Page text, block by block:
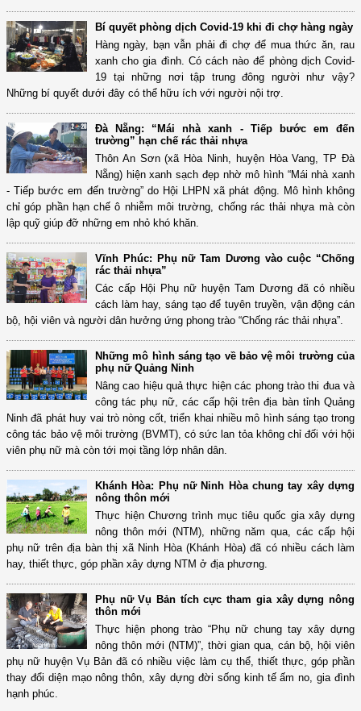
Bí quyết phòng dịch Covid-19 khi đi chợ hàng ngày
Hàng ngày, bạn vẫn phải đi chợ để mua thức ăn, rau
xanh cho gia đình. Có cách nào để phòng dịch Covid-
19 tại những nơi tập trung đông người như vậy?
Những bí quyết dưới đây có thể hữu ích với người nội trợ.
Đà Nẵng: “Mái nhà xanh - Tiếp bước em đến
trường” hạn chế rác thải nhựa
Thôn An Sơn (xã Hòa Ninh, huyện Hòa Vang, TP Đà
Nẵng) hiện xanh sạch đẹp nhờ mô hình “Mái nhà xanh
- Tiếp bước em đến trường” do Hội LHPN xã phát động. Mô hình không
chỉ góp phần hạn chế ô nhiễm môi trường, chống rác thải nhựa mà còn
lập quỹ giúp đỡ những em nhỏ khó khăn.
Vĩnh Phúc: Phụ nữ Tam Dương vào cuộc “Chống
rác thải nhựa”
Các cấp Hội Phụ nữ huyện Tam Dương đã có nhiều
cách làm hay, sáng tạo để tuyên truyền, vận động cán
bộ, hội viên và người dân hưởng ứng phong trào “Chống rác thải nhựa”.
Những mô hình sáng tạo về bảo vệ môi trường của
phụ nữ Quảng Ninh
Nâng cao hiệu quả thực hiện các phong trào thi đua và
công tác phụ nữ, các cấp hội trên địa bàn tỉnh Quảng
Ninh đã phát huy vai trò nòng cốt, triển khai nhiều mô hình sáng tạo trong
công tác bảo vệ môi trường (BVMT), có sức lan tỏa không chỉ đối với hội
viên phụ nữ mà còn tới mọi tầng lớp nhân dân.
Khánh Hòa: Phụ nữ Ninh Hòa chung tay xây dựng
nông thôn mới
Thực hiện Chương trình mục tiêu quốc gia xây dựng
nông thôn mới (NTM), những năm qua, các cấp hội
phụ nữ trên địa bàn thị xã Ninh Hòa (Khánh Hòa) đã có nhiều cách làm
hay, thiết thực, góp phần xây dựng NTM ở địa phương.
Phụ nữ Vụ Bản tích cực tham gia xây dựng nông
thôn mới
Thực hiện phong trào “Phụ nữ chung tay xây dựng
nông thôn mới (NTM)”, thời gian qua, cán bộ, hội viên
phụ nữ huyện Vụ Bản đã có nhiều việc làm cụ thể, thiết thực, góp phần
thay đổi diện mạo nông thôn, xây dựng đời sống kinh tế ấm no, gia đình
hạnh phúc.